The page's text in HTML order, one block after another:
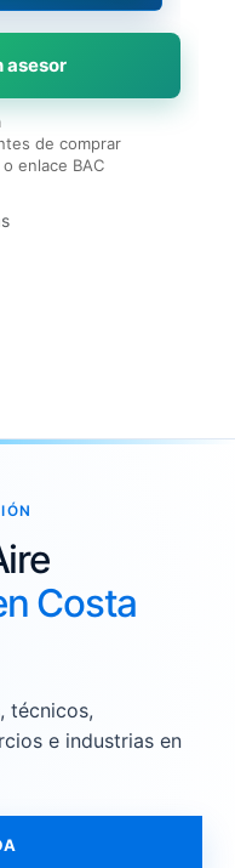
asesor
de comprar
enlace BAC
Costa
técnicos,
e industrias en